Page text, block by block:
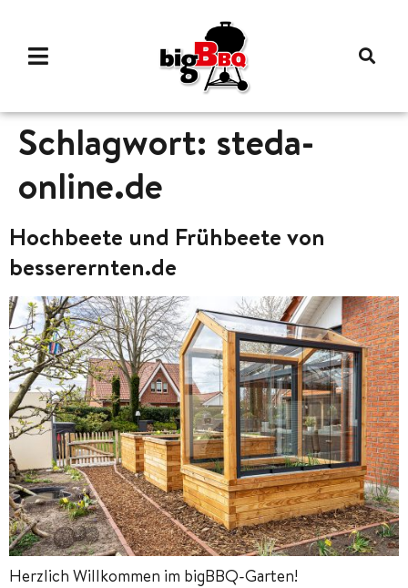
Schlagwort: steda-
online.de
Hochbeete und Frühbeete von
besserernten.de
Herzlich Willkommen im bigBBQ-Garten!